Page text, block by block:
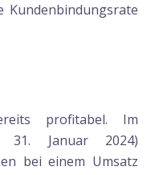
Kundenbindungsrate
profitabel. Im
31. Januar 2024)
bei einem Umsatz